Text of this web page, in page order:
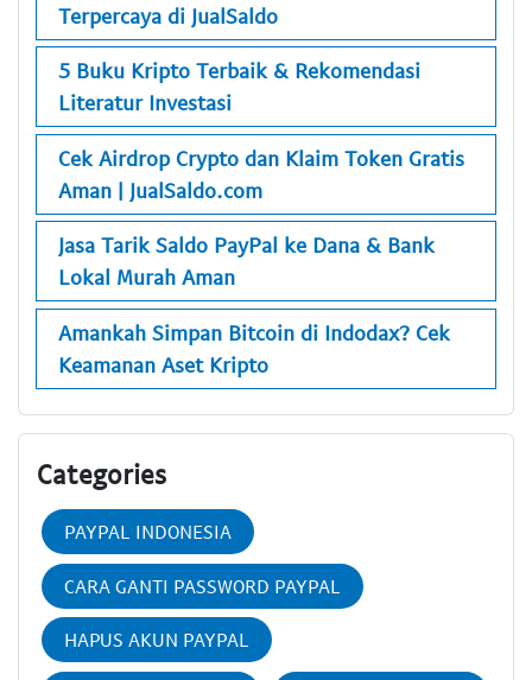
Terpercaya di JualSaldo
5 Buku Kripto Terbaik & Rekomendasi
Literatur Investasi
Cek Airdrop Crypto dan Klaim Token Gratis
Aman | JualSaldo.com
Jasa Tarik Saldo PayPal ke Dana & Bank
Lokal Murah Aman
Amankah Simpan Bitcoin di Indodax? Cek
Keamanan Aset Kripto
Categories
PAYPAL INDONESIA
CARA GANTI PASSWORD PAYPAL
HAPUS AKUN PAYPAL